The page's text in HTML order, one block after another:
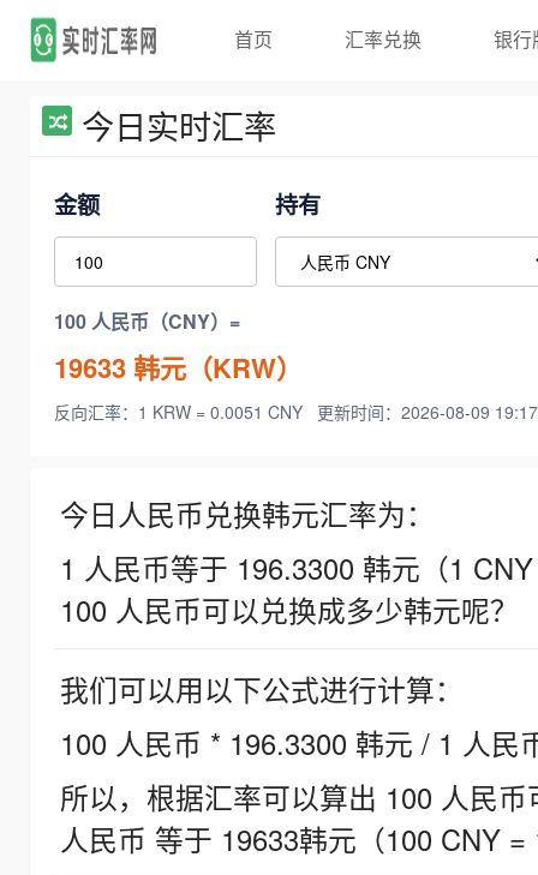
首页 汇率兑换 银行
今日实时汇率
金额 持有
100 人民币（CNY）=
19633韩元（KRW）
反向汇率：1 KRW = 0.0051 CNY 更新时间：2026-08-09
今日人民币兑换韩元汇率为：
1 人民币等于 196.3300 韩元（1
100 人民币可以兑换成多少韩元呢？
我们可以用以下公式进行计算：
100 人民币 * 196.3300 韩元 / 1 人民
所以，根据汇率可以算出 100 人民
人民币 等于 19633韩元（100 CNY =